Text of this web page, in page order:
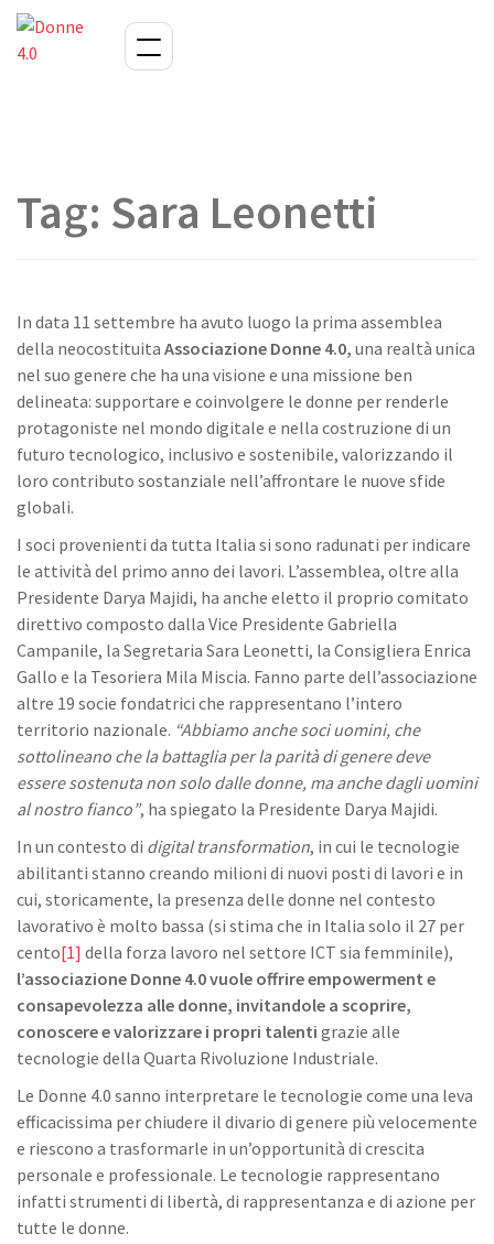
Tag: Sara Leonetti
In data 11 settembre ha avuto luogo la prima assemblea
della neocostituita Associazione Donne 4.0, una realtà unica
nel suo genere che ha una visione e una missione ben
delineata: supportare e coinvolgere le donne per renderle
protagoniste nel mondo digitale e nella costruzione di un
futuro tecnologico, inclusivo e sostenibile, valorizzando il
loro contributo sostanziale nell’affrontare le nuove sfide
globali.
I soci provenienti da tutta Italia si sono radunati per indicare
le attività del primo anno dei lavori. L’assemblea, oltre alla
Presidente Darya Majidi, ha anche eletto il proprio comitato
direttivo composto dalla Vice Presidente Gabriella
Campanile, la Segretaria Sara Leonetti, la Consigliera Enrica
Gallo e la Tesoriera Mila Miscia. Fanno parte dell’associazione
altre 19 socie fondatrici che rappresentano l’intero
territorio nazionale. “Abbiamo anche soci uomini, che
sottolineano che la battaglia per la parità di genere deve
essere sostenuta non solo dalle donne, ma anche dagli uomini
al nostro fianco”, ha spiegato la Presidente Darya Majidi.
In un contesto di digital transformation, in cui le tecnologie
abilitanti stanno creando milioni di nuovi posti di lavori e in
cui, storicamente, la presenza delle donne nel contesto
lavorativo è molto bassa (si stima che in Italia solo il 27 per
cento[1] della forza lavoro nel settore ICT sia femminile),
l’associazione Donne 4.0 vuole offrire empowerment e
consapevolezza alle donne, invitandole a scoprire,
conoscere e valorizzare i propri talenti grazie alle
tecnologie della Quarta Rivoluzione Industriale.
Le Donne 4.0 sanno interpretare le tecnologie come una leva
efficacissima per chiudere il divario di genere più velocemente
e riescono a trasformarle in un’opportunità di crescita
personale e professionale. Le tecnologie rappresentano
infatti strumenti di libertà, di rappresentanza e di azione per
tutte le donne.